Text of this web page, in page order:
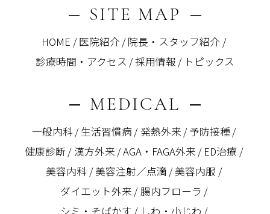
SITE MAP
HOME 医院紹介
院長・スタッフ紹介
診療時間・アクセス
採用情報 トピックス
MEDICAL
一般内科 生活習慣病 発熱外来
予防接種
健康診断
漢方外来 AGA・FAGA外来
ED治療
美容内科
美容注射／点滴
美容内服
ダイエット外来
腸内フローラ
シミ・そばかす
しわ・小じわ